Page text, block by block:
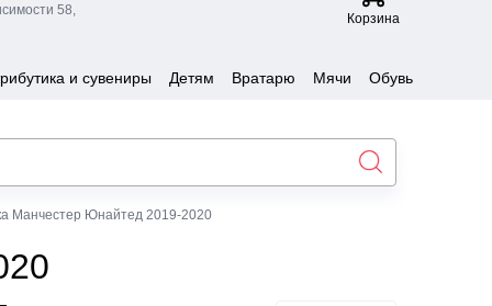
58,
Корзина
и сувениры Детям Вратарю Мячи Обувь
Манчестер Юнайтед 2019-2020